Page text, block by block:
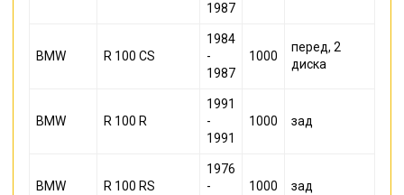
1987
BMW R 100 CS
1984
-
1987
1000
перед, 2
диска
BMW R 100 R
1991
-
1991
1000 зад
BMW R 100 RS
1976
-
1000 зад